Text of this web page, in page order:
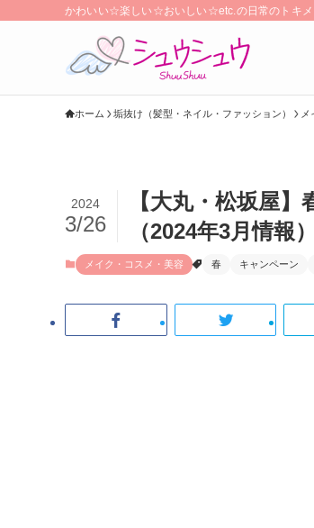
かわいい☆楽しい☆おいしい☆etc.の日常のトキメ
ホーム 垢抜け（髪型・ネイル・ファッション）
【大丸・松坂屋
（2024年3月情報）
2024
3/26
メイク・コスメ・美容 春 キャンペーン